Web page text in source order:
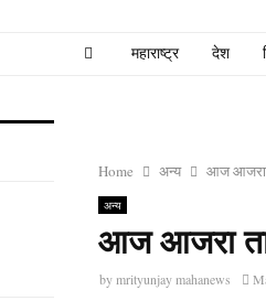
महाराष्ट्र देश
Home अन्य आज आजरा
अन्य
आज आजरा
bymrityunjay mahanews